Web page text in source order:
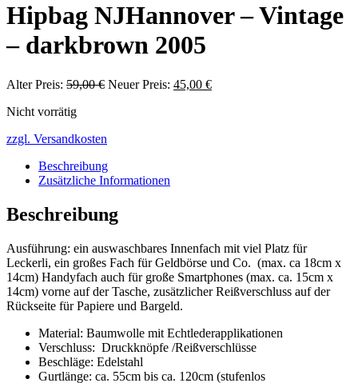
Hipbag NJHannover – Vintage
– darkbrown 2005
Alter Preis: 59,00€ Ursprünglicher
Neuer Preis: 45,00 €
Nicht vorrätig
zzgl. Versandkosten
Beschreibung
Zusätzliche Informationen
Beschreibung
Ausführung: ein auswaschbares Innenfach mit viel Platz für
Leckerli, ein großes Fach für Geldbörse und Co. (max. ca 18cm x
14cm) Handyfach auch für große Smartphones (max. ca. 15cm x
14cm) vorne auf der Tasche, zusätzlicher Reißverschluss auf der
Rückseite für Papiere und Bargeld.
Material: Baumwolle mit Echtlederapplikationen
Verschluss: Druckknöpfe /Reißverschlüsse
Beschläge: Edelstahl
Gurtlänge: ca. 55cm bis ca. 120cm (stufenlos